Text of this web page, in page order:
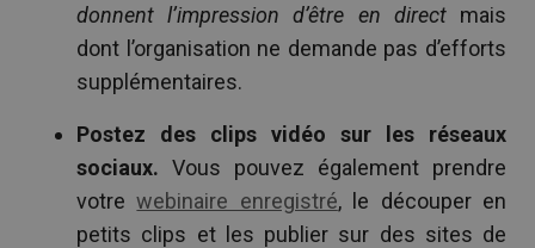
donnent l’impression d’être en directmais
dont l’organisation ne demande pas d’efforts
supplémentaires.
Postez des clips vidéo sur les réseaux
sociaux. Vous pouvez également prendre
votrewebinaire enregistré, le découper en
petits clips et les publier sur des sites de